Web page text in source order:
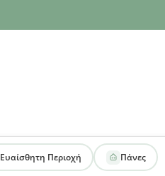
Ευαίσθητη Περιοχή Πάνες